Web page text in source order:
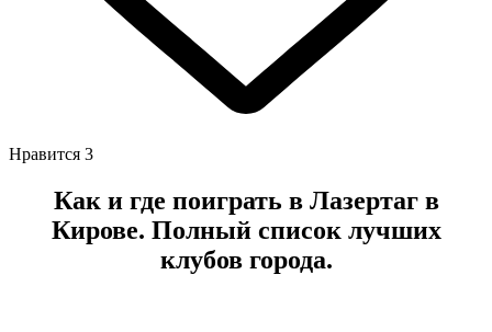
Нравится 3
Как и где поиграть в Лазертаг в
Кирове. Полный список лучших
клубов города.